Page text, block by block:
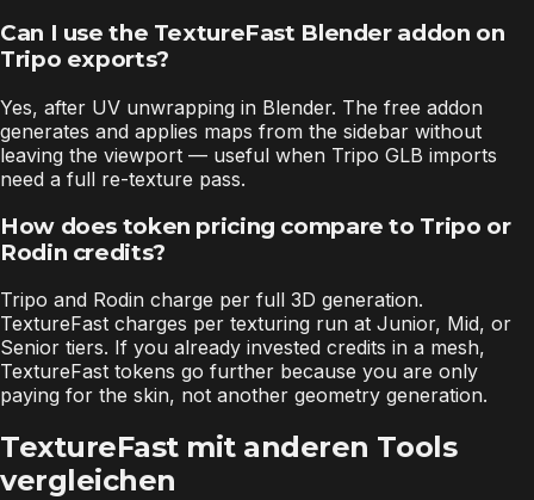
Can I use the TextureFast Blender addon on
Tripo exports?
Yes, after UV unwrapping in Blender. The free addon
generates and applies maps from the sidebar without
leaving the viewport — useful when Tripo GLB imports
need a full re-texture pass.
How does token pricing compare to Tripo or
Rodin credits?
Tripo and Rodin charge per full 3D generation.
TextureFast charges per texturing run at Junior, Mid, or
Senior tiers. If you already invested credits in a mesh,
TextureFast tokens go further because you are only
paying for the skin, not another geometry generation.
TextureFast mit anderen Tools
vergleichen